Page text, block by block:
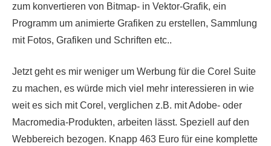
zum konvertieren von Bitmap- in Vektor-Grafik, ein
Programm um animierte Grafiken zu erstellen, Sammlung
mit Fotos, Grafiken und Schriften etc..
Jetzt geht es mir weniger um Werbung für die Corel Suite
zu machen, es würde mich viel mehr interessieren in wie
weit es sich mit Corel, verglichen z.B. mit Adobe- oder
Macromedia-Produkten, arbeiten lässt. Speziell auf den
Webbereich bezogen. Knapp 463 Euro für eine komplette